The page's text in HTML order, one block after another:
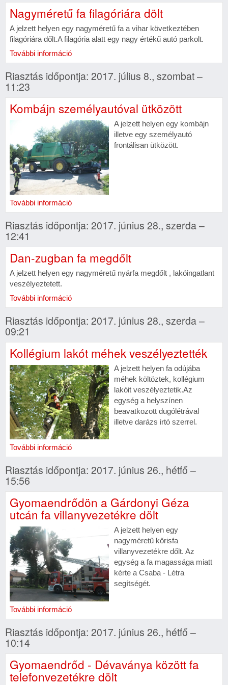
Nagyméretű fa filagóriára dölt
A jelzett helyen egy nagyméretű fa a vihar következtében
filagóriára dőlt.A filagória alatt egy nagy értékű autó parkolt.
További információ
Riasztás időpontja: 2017. július 8., szombat –
11:23
Kombájn személyautóval ütközött
A jelzett helyen egy kombájn
illetve egy személyautó
frontálisan ütközött.
További információ
Riasztás időpontja: 2017. június 28., szerda –
12:41
Dan-zugban fa megdőlt
A jelzett helyen egy nagyméretű nyárfa megdőlt , lakóingatlant
veszélyeztetett.
További információ
Riasztás időpontja: 2017. június 28., szerda –
09:21
Kollégium lakót méhek veszélyeztették
A jelzett helyen fa odújába
méhek költöztek, kollégium
lakóit veszélyeztetik.Az
egység a helyszínen
beavatkozott dugólétrával
illetve darázs irtó szerrel.
További információ
Riasztás időpontja: 2017. június 26., hétfő –
15:56
Gyomaendrődön a Gárdonyi Géza
utcán fa villanyvezetékre dölt
A jelzett helyen egy
nagyméretű kőrisfa
villanyvezetékre dőlt. Az
egység a fa magassága miatt
kérte a Csaba - Létra
segítségét.
További információ
Riasztás időpontja: 2017. június 26., hétfő –
10:14
Gyomaendrőd - Dévaványa között fa
telefonvezetékre dölt